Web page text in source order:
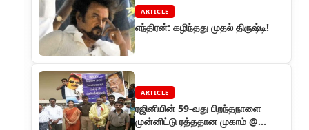
ARTICLE
எந்திரன்: கழிந்தது முதல் திருஷ்டி!
ARTICLE
ரஜினியின் 59-வது பிறந்தநாளை
முன்னிட்டு ரத்ததான முகாம் @